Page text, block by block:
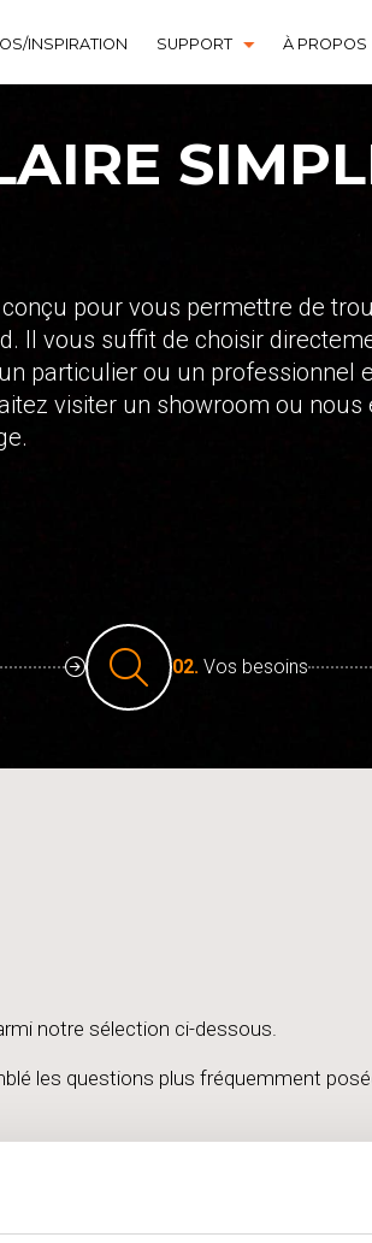
INSPIRATION
SUPPORT
À PROPOS
pour vous permettre de
Il vous suffit de choisir
particulier ou un professionnel
visiter un showroom ou nous
02. Vos besoins
notre sélection ci-dessous.
les questions plus fréquemment